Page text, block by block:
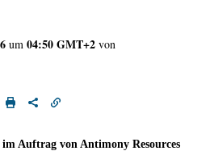
um 04:50 GMT+2 von
Auftrag von Antimony Resources